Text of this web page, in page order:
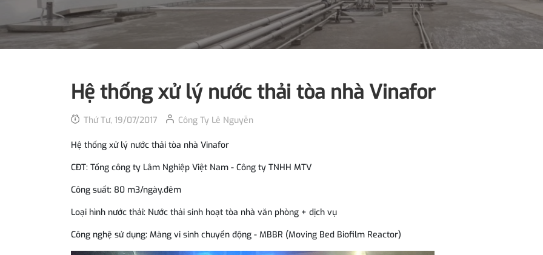
Hệ thống xử lý nước thải tòa nhà Vinafor
Thứ Tư, 19/07/2017 Công Ty Lê Nguyễn
Hệ thống xử lý nước thải tòa nhà Vinafor
CĐT: Tổng công ty Lâm Nghiệp Việt Nam - Công ty TNHH MTV
Công suất: 80 m3/ngày.đêm
Loại hình nước thải: Nước thải sinh hoạt tòa nhà văn phòng + dịch vụ
Công nghệ sử dụng: Màng vi sinh chuyển động - MBBR (Moving Bed Biofilm Reactor)